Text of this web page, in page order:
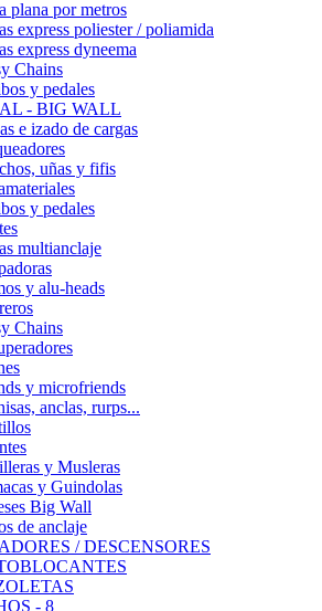
plana por metros
express poliester / poliamida
express dyneema
Chains
y pedales
- BIG WALL
e izado de cargas
uñas y fifis
y pedales
multianclaje
y alu-heads
Chains
y microfriends
anclas, rurps...
y Musleras
y Guindolas
Big Wall
de anclaje
/ DESCENSORES
- 8